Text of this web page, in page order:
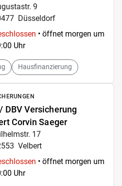
9
Düsseldorf
• öffnet morgen um
Uhr
Hausfinanzierung
DBV Versicherung
Corvin Saeger
17
Velbert
• öffnet morgen um
Uhr